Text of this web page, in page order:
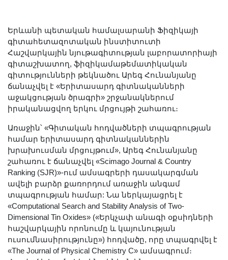
համագործակցություն
Երիտասարդական
ծրագրեր
Լուսանկարներ
Տեսադարան
Վեբ ռեսուրսներ
«Գիտություն» թերթ
«Գիտության աշխարհում»
հանդես
Հրապարակումներ
մամուլում
Ազդեր
Հոբելյաններ
Համալսարաններ
Նորություններ
Երևանի պետական համալսարանի Ֆիզիկայի
գիտահետազոտական ինստիտուտի
Հաշվարկային նյութագիտության լաբորատորիայի
գիտաշխատող, ֆիզիկամաթեմատիկական
գիտությունների թեկնածու Արեգ Հունանյանը
ճանաչվել է «Երիտասարդ գիտնականների
աջակցության ծրագրի» շրջանակներում
իրականացվող երկու մրցույթի շահառու։
Առաջին՝ «Գիտական հոդվածների տպագրության
համար երիտասարդ գիտնականներին
խրախուսման մրցույթում», Արեգ Հունանյանը
շահառու է ճանաչվել «Scimago Journal & Country
Ranking (SJR)»-ում ամսագրերի դասակարգման
ավելի բարձր քառորդում առաջին անգամ
տպագրության համար: Նա ներկայացրել է
«Computational Search and Stability Analysis of Two-
Dimensional Tin Oxides» («Երկչափ անագի օքսիդների
հաշվարկային որոնումը և կայունության
ուսումնասիրությունը») հոդվածը, որը տպագրվել է
«The Journal of Physical Chemistry C» ամսագրում։